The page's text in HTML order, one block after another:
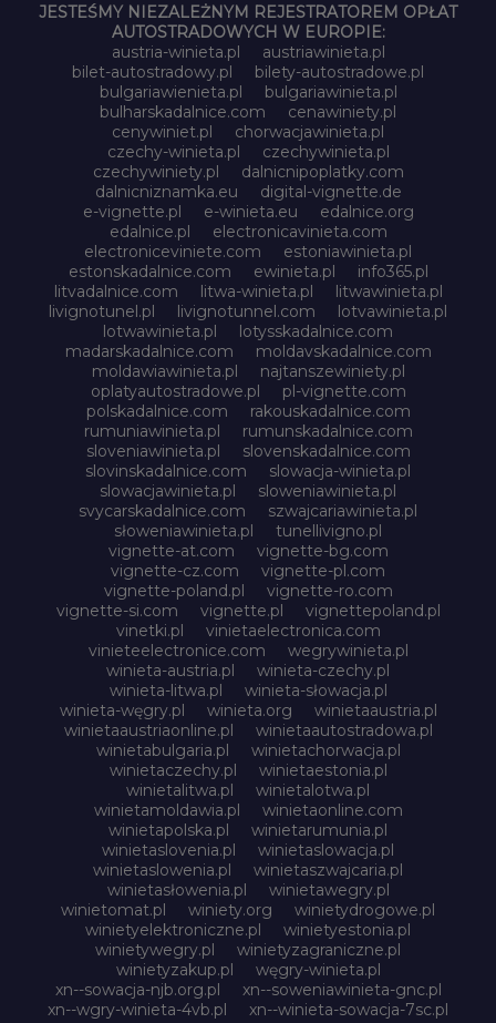
JESTEŚMY NIEZALEŻNYM REJESTRATOREM OPŁAT
AUTOSTRADOWYCH W EUROPIE:
austria-winieta.pl
austriawinieta.pl
bilet-autostradowy.pl
bilety-autostradowe.pl
bulgariawienieta.pl
bulgariawinieta.pl
bulharskadalnice.com
cenawiniety.pl
cenywiniet.pl
chorwacjawinieta.pl
czechy-winieta.pl
czechywinieta.pl
czechywiniety.pl
dalnicnipoplatky.com
dalnicniznamka.eu
digital-vignette.de
e-vignette.pl
e-winieta.eu
edalnice.org
edalnice.pl
electronicavinieta.com
electroniceviniete.com
estoniawinieta.pl
estonskadalnice.com
ewinieta.pl
info365.pl
litvadalnice.com
litwa-winieta.pl
litwawinieta.pl
livignotunel.pl
livignotunnel.com
lotvawinieta.pl
lotwawinieta.pl
lotysskadalnice.com
madarskadalnice.com
moldavskadalnice.com
moldawiawinieta.pl
najtanszewiniety.pl
oplatyautostradowe.pl
pl-vignette.com
polskadalnice.com
rakouskadalnice.com
rumuniawinieta.pl
rumunskadalnice.com
sloveniawinieta.pl
slovenskadalnice.com
slovinskadalnice.com
slowacja-winieta.pl
slowacjawinieta.pl
sloweniawinieta.pl
svycarskadalnice.com
szwajcariawinieta.pl
słoweniawinieta.pl
tunellivigno.pl
vignette-at.com
vignette-bg.com
vignette-cz.com
vignette-pl.com
vignette-poland.pl
vignette-ro.com
vignette-si.com
vignette.pl
vignettepoland.pl
vinetki.pl
vinietaelectronica.com
vinieteelectronice.com
wegrywinieta.pl
winieta-austria.pl
winieta-czechy.pl
winieta-litwa.pl
winieta-słowacja.pl
winieta-węgry.pl
winieta.org
winietaaustria.pl
winietaaustriaonline.pl
winietaautostradowa.pl
winietabulgaria.pl
winietachorwacja.pl
winietaczechy.pl
winietaestonia.pl
winietalitwa.pl
winietalotwa.pl
winietamoldawia.pl
winietaonline.com
winietapolska.pl
winietarumunia.pl
winietaslovenia.pl
winietaslowacja.pl
winietaslowenia.pl
winietaszwajcaria.pl
winietasłowenia.pl
winietawegry.pl
winietomat.pl
winiety.org
winietydrogowe.pl
winietyelektroniczne.pl
winietyestonia.pl
winietywegry.pl
winietyzagraniczne.pl
winietyzakup.pl
węgry-winieta.pl
xn--sowacja-njb.org.pl
xn--soweniawinieta-gnc.pl
xn--wgry-winieta-4vb.pl
xn--winieta-sowacja-7sc.pl